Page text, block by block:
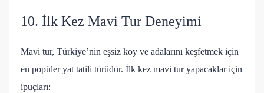
10. İlk Kez Mavi Tur Deneyimi
Mavi tur, Türkiye’nin eşsiz koy ve adalarını keşfetmek için
en popüler yat tatili türüdür. İlk kez mavi tur yapacaklar için
ipuçları: